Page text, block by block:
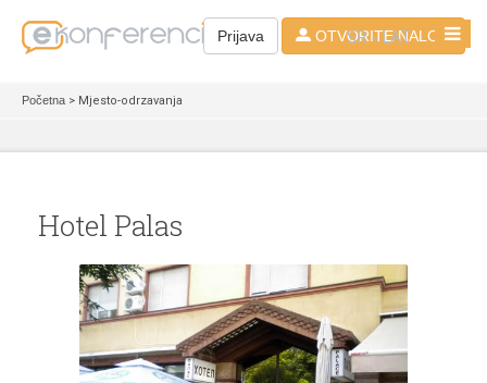
Prijava OTVORITE NALOG
SR - LAT
Početna > Mjesto-odrzavanja
Hotel Palas